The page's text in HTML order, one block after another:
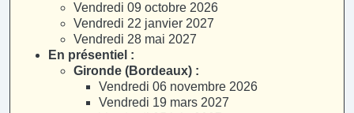
Vendredi 09 octobre 2026
Vendredi 22 janvier 2027
Vendredi 28 mai 2027
En présentiel :
Gironde (Bordeaux) :
Vendredi 06 novembre 2026
Vendredi 19 mars 2027